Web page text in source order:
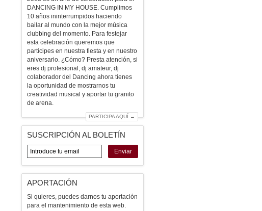
DANCING IN MY HOUSE. Cumplimos
10 años ininterrumpidos haciendo
bailar al mundo con la mejor música
clubbing del momento. Para festejar
esta celebración queremos que
participes en nuestra fiesta y en nuestro
aniversario. ¿Cómo? Presta atención, si
eres dj profesional, dj amateur, dj
colaborador del Dancing ahora tienes
la oportunidad de mostrarnos tu
creatividad musical y aportar tu granito
de arena.
PARTICIPA AQUÍ →
SUSCRIPCIÓN AL BOLETÍN
Enviar
APORTACIÓN
Si quieres, puedes darnos tu aportación
para el mantenimiento de esta web.